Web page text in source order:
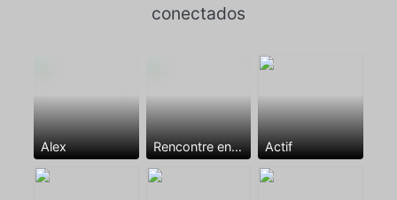
conectados
Alex Rencontre entre mecs Actif